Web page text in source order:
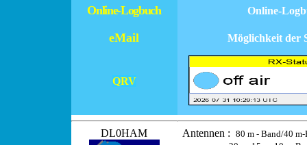
Online-Logbuch Online-
eMail Möglichkeit der
QRV
DL0HAM Antennen : 80 m - Band/40